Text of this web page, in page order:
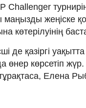
жеңіске
көтерілуінің
де қазіргі
өнер көрсетіп
Елена